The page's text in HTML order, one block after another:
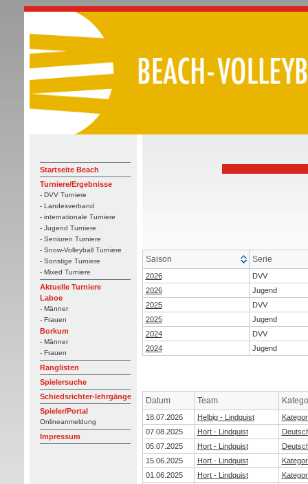
Startseite Beach
Turniere/Ergebnisse
- DVV Turniere
- Landesverband
- internationale Turniere
- Jugend Turniere
- Senioren Turniere
- Snow-Volleyball Turniere
- Sonstige Turniere
- Mixed Turniere
Aktuelle Turniere
Laboe
- Männer
- Frauen
Borkum
- Männer
- Frauen
Ranglisten
Spielersuche
Schiedsrichter-lehrgänge
Spieler/Portal
Onlineanmeldung
Impressum
Saison Serie
2026
DVV
2026
Jugend
2025
DVV
2025
Jugend
2024
DVV
2024
Jugend
Datum Team
18.07.2026 Helbig - Lindquist
07.08.2025
Hort - Lindquist
05.07.2025
Hort - Lindquist
15.06.2025
Hort - Lindquist
01.06.2025
Hort - Lindquist